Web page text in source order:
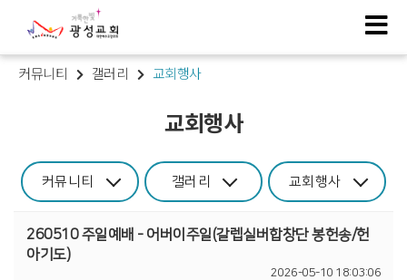
커뮤니티 갤러리 교회행사
교회행사
커뮤니티 갤러리 교회행사
260510 주일예배 - 어버이주일(갈렙실버합창단 봉헌송/헌
아기도)
2026-05-10 18:03:06